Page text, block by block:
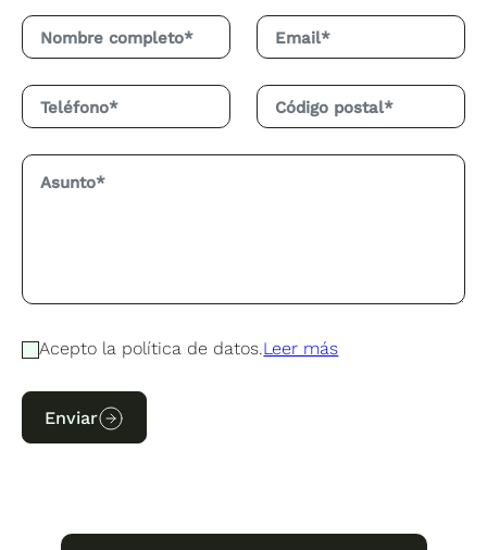
Acepto la política de datos.Leer más
Enviar